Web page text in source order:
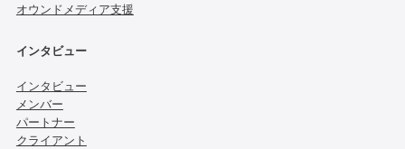
オウンドメディア支援
インタビュー
インタビュー
メンバー
パートナー
クライアント